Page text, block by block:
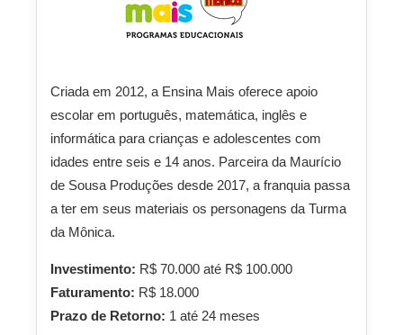
Criada em 2012, a Ensina Mais oferece apoio
escolar em português, matemática, inglês e
informática para crianças e adolescentes com
idades entre seis e 14 anos. Parceira da Maurício
de Sousa Produções desde 2017, a franquia passa
a ter em seus materiais os personagens da Turma
da Mônica.
Investimento: R$ 70.000 até R$ 100.000
Faturamento: R$ 18.000
Prazo de Retorno: 1 até 24 meses